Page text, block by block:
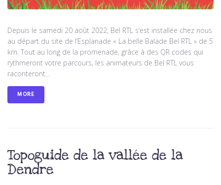
Depuis le samedi 20 août 2022, Bel RTL s’est installée chez nous
au départ du site de l’Esplanade « La belle Balade Bel RTL » de 5
km. Tout au long de la promenade, grâce à des QR codes qui
rythmeront votre parcours, les animateurs de Bel RTL vous
raconteront...
MORE
Topoguide de la vallée de la
Dendre